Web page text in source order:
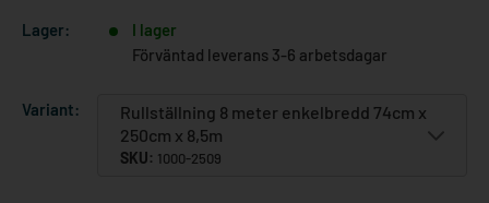
Lager:
I lager
Förväntad leverans 3-6 arbetsdagar
Variant:
Rullställning 8 meter enkelbredd 74cm x
250cm x 8,5m
SKU: 1000-2509